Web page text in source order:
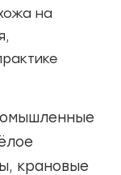
на
крановые